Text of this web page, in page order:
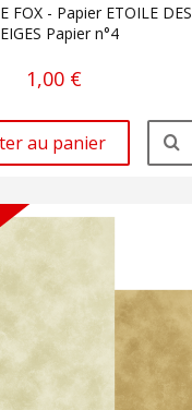
FOX - Papier ETOILE DES
Papier n°4
1,00 €
au panier